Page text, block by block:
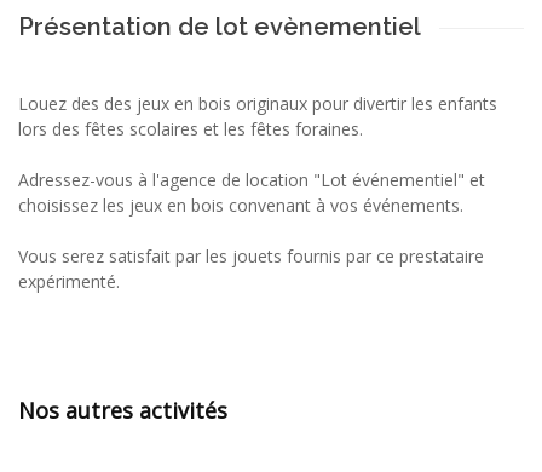
Présentation de lot evènementiel
Louez des des jeux en bois originaux pour divertir les enfants
lors des fêtes scolaires et les fêtes foraines.
Adressez-vous à l'agence de location "Lot événementiel" et
choisissez les jeux en bois convenant à vos événements.
Vous serez satisfait par les jouets fournis par ce prestataire
expérimenté.
Nos autres activités